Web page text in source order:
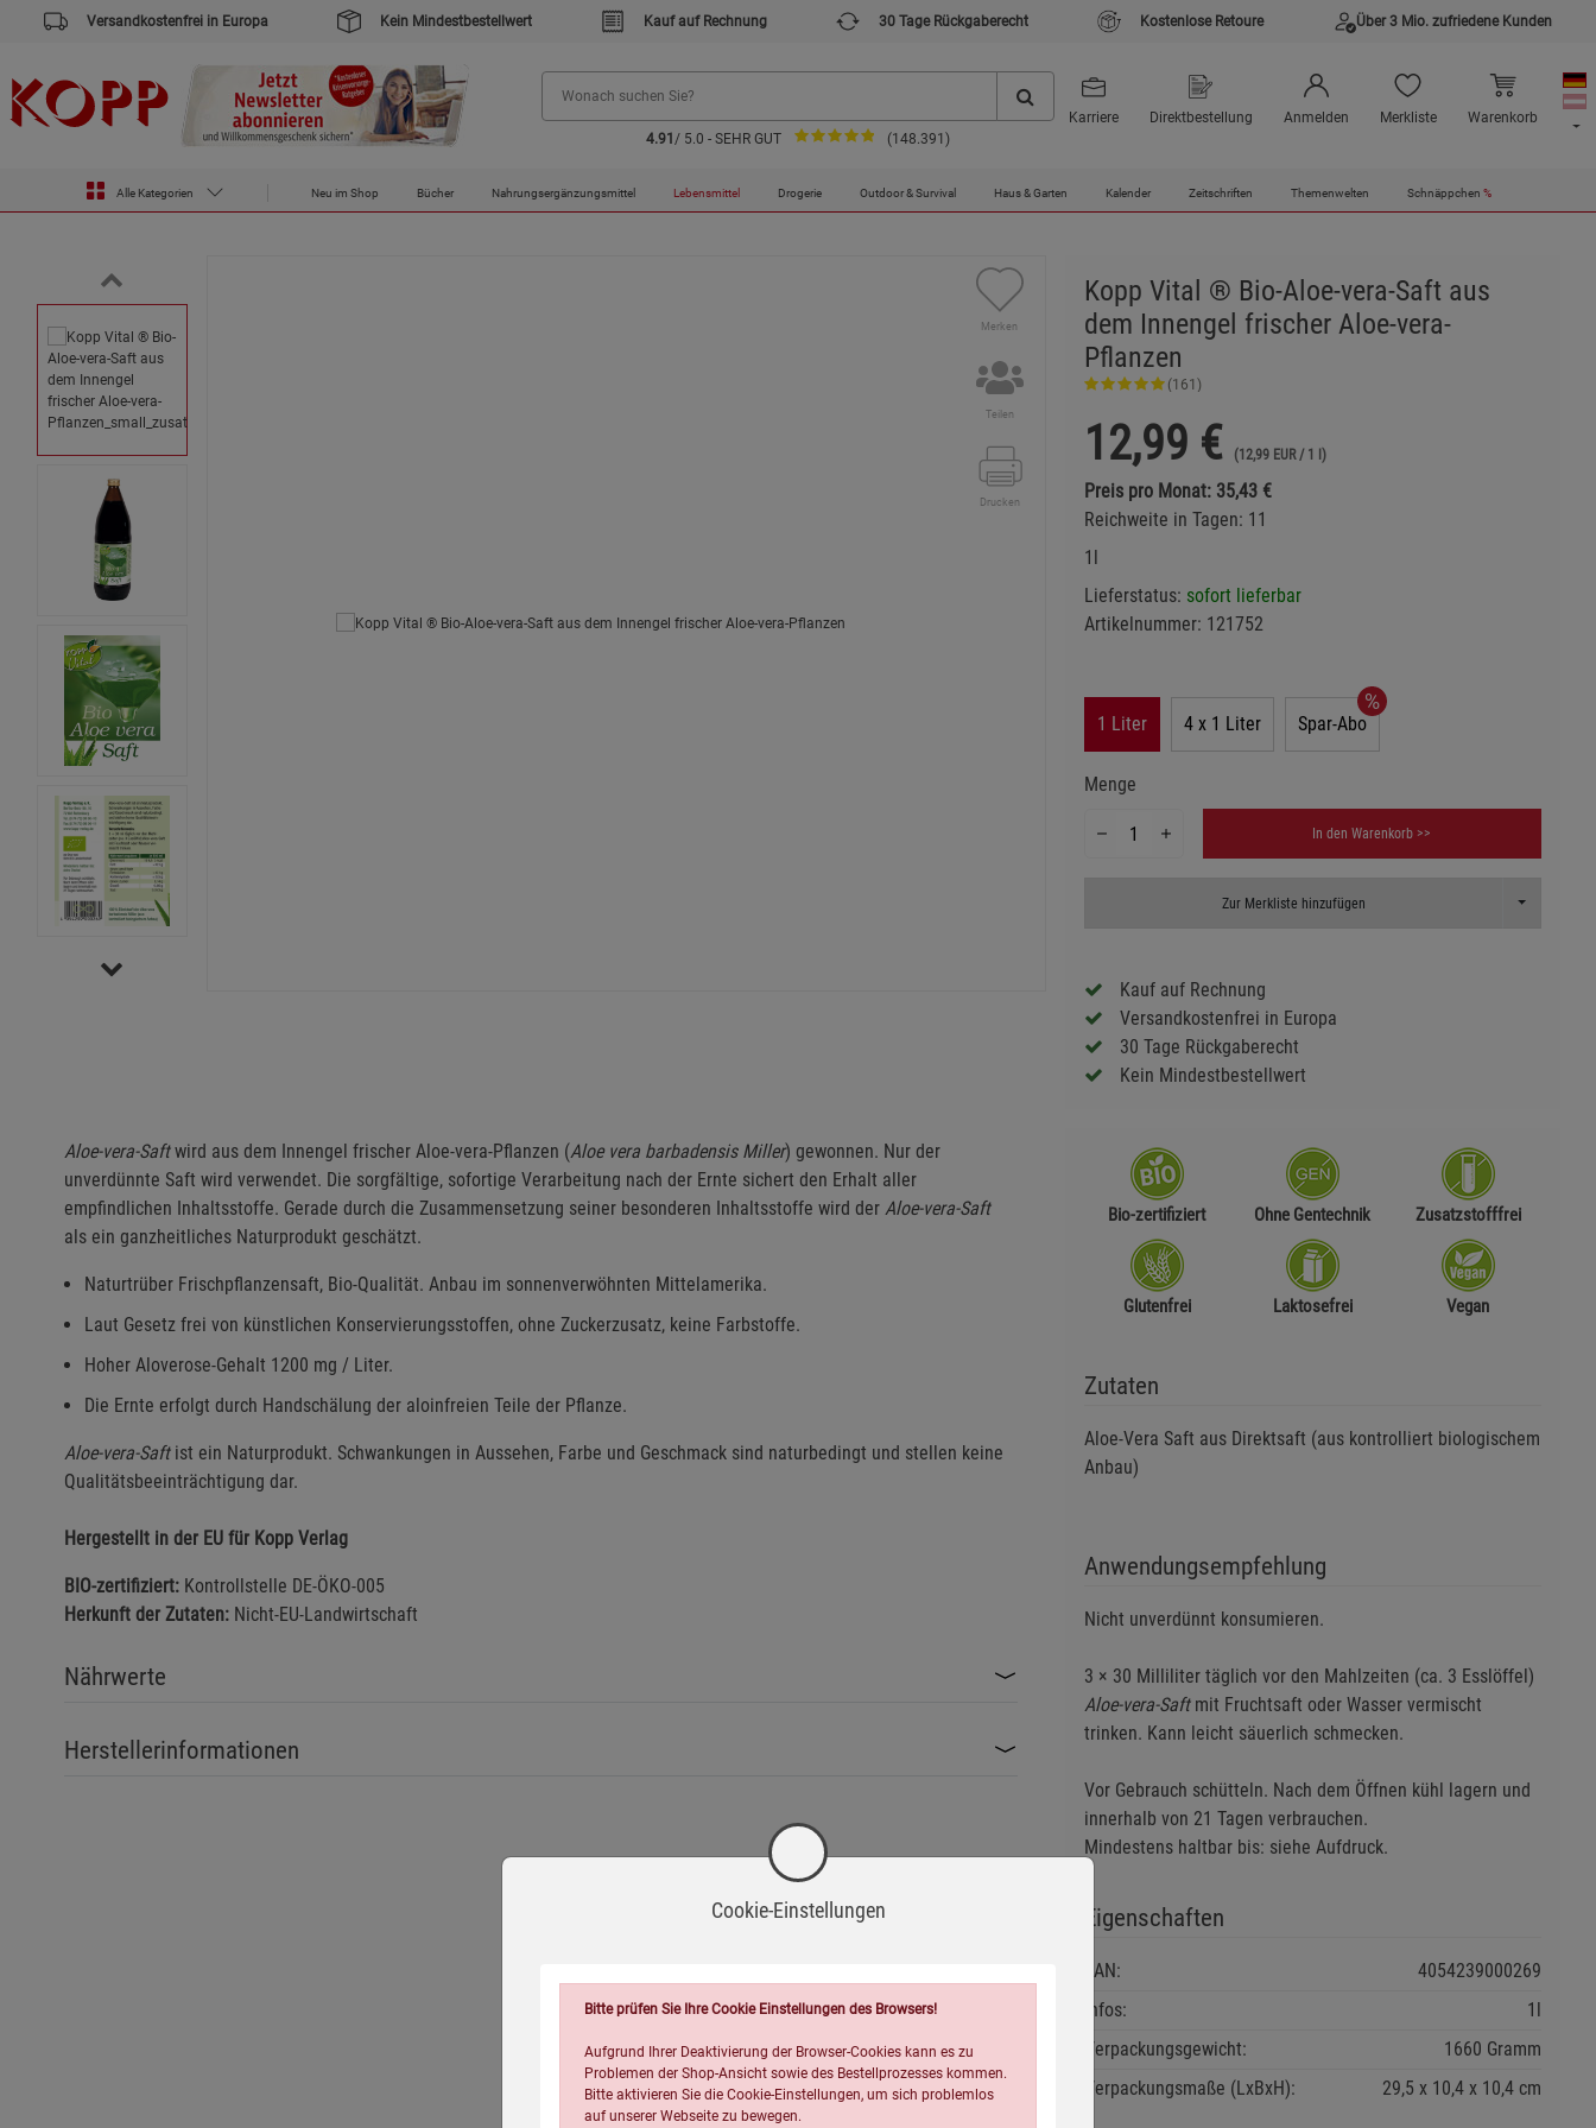
Versandkostenfrei in Europa Kein Mindestbestellwert Kauf auf Rechnung 30 Tage Rückgaberecht Kostenlose Retoure Über 3 Mio. zufriedene Kunden
4.91 / 5.0 - SEHR GUT (148.391)
Karriere Direktbestellung Anmelden Merkliste Warenkorb
Alle Kategorien Neu im Shop Bücher Nahrungsergänzungsmittel Lebensmittel Drogerie Outdoor & Survival Haus & Garten Kalender Zeitschriften Themenwelten Schnäppchen %
Zur Startseite des Kopp Verlag Online-Shop
Lebensmittel Kopp Vital ® Bio-Aloe-vera-Saft aus dem Innengel frischer Aloe-vera-Pflanzen
Merken
Teilen
Drucken
Kopp Vital ® Bio-Aloe-vera-Saft aus
dem Innengel frischer Aloe-vera-
Pflanzen
(161)
12,99 € (12,99 EUR / 1 l)
Preis pro Monat: 35,43 €
Reichweite in Tagen: 11
1l
Lieferstatus: sofort lieferbar
Artikelnummer: 121752
1 Liter 4 x 1 Liter Spar-Abo
Menge
In den Warenkorb >>
Zur Merkliste hinzufügen Toggle
Kauf auf Rechnung
Versandkostenfrei in Europa
30 Tage Rückgaberecht
Kein Mindestbestellwert
Aloe-vera-Saftwird aus dem Innengel frischer Aloe-vera-Pflanzen (Aloe vera barbadensis Miller) gewonnen. Nur der
unverdünnte Saft wird verwendet. Die sorgfältige, sofortige Verarbeitung nach der Ernte sichert den Erhalt aller
empfindlichen Inhaltsstoffe. Gerade durch die Zusammensetzung seiner besonderen Inhaltsstoffe wird der Aloe-vera-Saft
als ein ganzheitliches Naturprodukt geschätzt.
Naturtrüber Frischpflanzensaft, Bio-Qualität. Anbau im sonnenverwöhnten Mittelamerika.
Laut Gesetz frei von künstlichen Konservierungsstoffen, ohne Zuckerzusatz, keine Farbstoffe.
Hoher Aloverose-Gehalt 1200 mg / Liter.
Die Ernte erfolgt durch Handschälung der aloinfreien Teile der Pflanze.
Aloe-vera-Saftist ein Naturprodukt. Schwankungen in Aussehen, Farbe und Geschmack sind naturbedingt und stellen keine
Qualitätsbeeinträchtigung dar.
Hergestellt in der EU für Kopp Verlag
BIO-zertifiziert: Kontrollstelle DE-ÖKO-005
Herkunft der Zutaten: Nicht-EU-Landwirtschaft
Nährwerte
Herstellerinformationen
Bio-zertifiziert Ohne Gentechnik Zusatzstofffrei
Glutenfrei Laktosefrei Vegan
Zutaten
Aloe-Vera Saft aus Direktsaft (aus kontrolliert biologischem
Anbau)
Anwendungsempfehlung
Nicht unverdünnt konsumieren.
3 × 30 Milliliter täglich vor den Mahlzeiten (ca. 3 Esslöffel)
Aloe-vera-Saftmit Fruchtsaft oder Wasser vermischt
trinken. Kann leicht säuerlich schmecken.
Vor Gebrauch schütteln. Nach dem Öffnen kühl lagern und
innerhalb von 21 Tagen verbrauchen.
Mindestens haltbar bis: siehe Aufdruck.
Eigenschaften
EAN:
4054239000269
Infos:
1l
Verpackungsgewicht:
1660 Gramm
Verpackungsmaße (LxBxH):
29,5 10,4 10,4cm
Cookie-Einstellungen
Bitte prüfen Sie Ihre Cookie Einstellungen des Browsers!
Aufgrund Ihrer Deaktivierung der Browser-Cookies kann es zu
Problemen der Shop-Ansicht sowie des Bestellprozesses kommen.
Bitte aktivieren Sie die Cookie-Einstellungen, um sich problemlos
auf unserer Webseite zu bewegen.